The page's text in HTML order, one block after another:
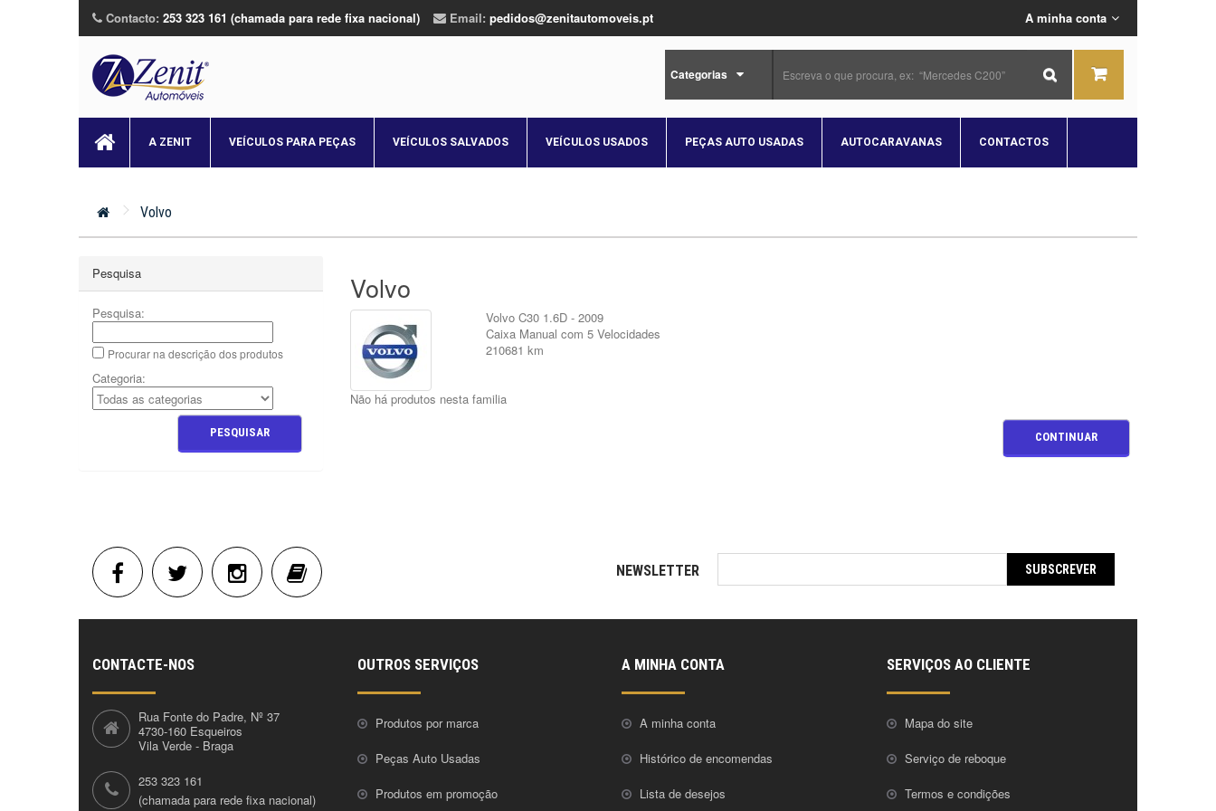
Contacto: 253 323 161 (chamada para rede fixa nacional) Email: pedidos@zenitautomoveis.pt A minha conta
Categorias
A ZENIT VEÍCULOS PARA PEÇAS VEÍCULOS SALVADOS VEÍCULOS USADOS PEÇAS AUTO USADAS AUTOCARAVANAS CONTACTOS
Volvo
Pesquisa
Pesquisa:
Procurar na descrição dos produtos
Categoria:
Volvo
Volvo C30 1.6D - 2009
Caixa Manual com 5 Velocidades
210681 km
Não há produtos nesta familia
CONTINUAR
NEWSLETTER SUBSCREVER
CONTACTE-NOS
Rua Fonte do Padre, Nº 37
4730-160 Esqueiros
Vila Verde - Braga
253 323 161
(chamada para rede fixa nacional)
OUTROS SERVIÇOS
Produtos por marca
Peças Auto Usadas
Produtos em promoção
A MINHA CONTA
A minha conta
Histórico de encomendas
Lista de desejos
SERVIÇOS AO CLIENTE
Mapa do site
Serviço de reboque
Termos e condições